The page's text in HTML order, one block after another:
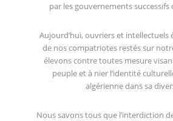
par les gouvernements successifs
Aujourd’hui, ouvriers et intellectuels
de nos compatriotes restés sur
élevons contre toutes mesure
peuple et à nier l’identité
algérienne dans sa
Nous savons tous que l’interdiction